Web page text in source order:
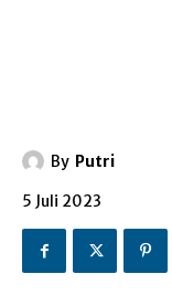
By Putri
5 Juli 2023